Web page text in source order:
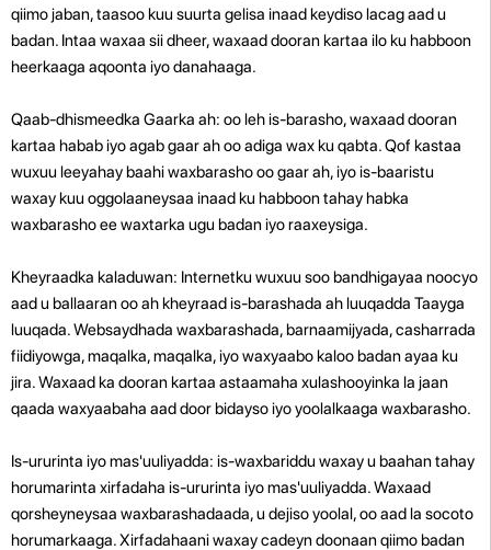
qiimo jaban, taasoo kuu suurta gelisa inaad keydiso lacag aad u
badan. Intaa waxaa sii dheer, waxaad dooran kartaa ilo ku habboon
heerkaaga aqoonta iyo danahaaga.
Qaab-dhismeedka Gaarka ah: oo leh is-barasho, waxaad dooran
kartaa habab iyo agab gaar ah oo adiga wax ku qabta. Qof kastaa
wuxuu leeyahay baahi waxbarasho oo gaar ah, iyo is-baaristu
waxay kuu oggolaaneysaa inaad ku habboon tahay habka
waxbarasho ee waxtarka ugu badan iyo raaxeysiga.
Kheyraadka kaladuwan: Internetku wuxuu soo bandhigayaa noocyo
aad u ballaaran oo ah kheyraad is-barashada ah luuqadda Taayga
luuqada. Websaydhada waxbarashada, barnaamijyada, casharrada
fiidiyowga, maqalka, maqalka, iyo waxyaabo kaloo badan ayaa ku
jira. Waxaad ka dooran kartaa astaamaha xulashooyinka la jaan
qaada waxyaabaha aad door bidayso iyo yoolalkaaga waxbarasho.
Is-ururinta iyo mas'uuliyadda: is-waxbariddu waxay u baahan tahay
horumarinta xirfadaha is-ururinta iyo mas'uuliyadda. Waxaad
qorsheyneysaa waxbarashadaada, u dejiso yoolal, oo aad la socoto
horumarkaaga. Xirfadahaani waxay cadeyn doonaan qiimo badan